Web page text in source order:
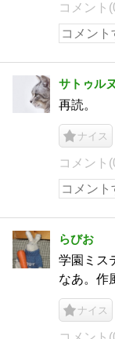
コメント
サトゥル
再読。
ナイス
コメント
らびお
学園ミス
なあ。作
ナイス